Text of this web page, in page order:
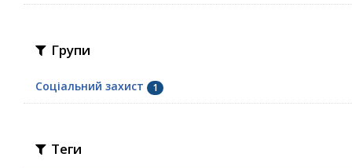
Групи
Соціальний захист 1
Теги